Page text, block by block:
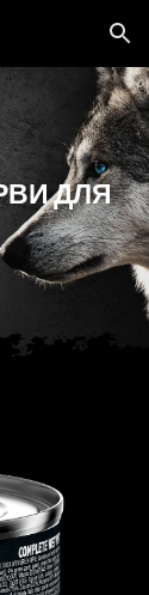
to navigation
ДЛЯ